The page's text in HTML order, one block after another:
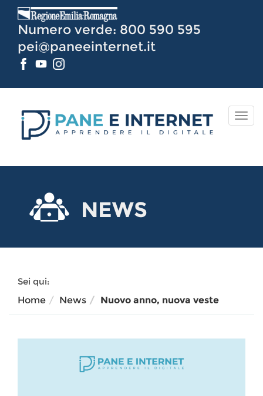
Contenuto
Numero verde: 800 590 595
pei@paneeinternet.it
NEWS
Sei qui:
Home
News Nuovo anno, nuova veste